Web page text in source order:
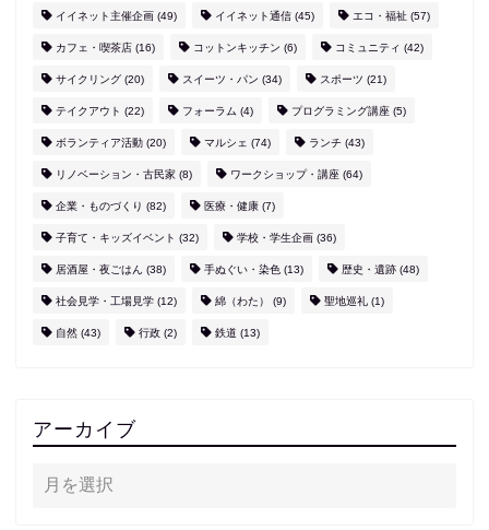
イイネット主催企画 (49) イイネット通信 (45) エコ・福祉 (57)
カフェ・喫茶店 (16) コットンキッチン (6) コミュニティ (42)
サイクリング (20) スイーツ・パン (34) スポーツ (21)
テイクアウト (22) フォーラム (4) プログラミング講座 (5)
ボランティア活動 (20) マルシェ (74) ランチ (43)
リノベーション・古民家 (8) ワークショップ・講座 (64)
企業・ものづくり (82) 医療・健康 (7)
子育て・キッズイベント (32) 学校・学生企画 (36)
居酒屋・夜ごはん (38) 手ぬぐい・染色 (13) 歴史・遺跡 (48)
社会見学・工場見学 (12) 綿（わた） (9) 聖地巡礼 (1)
自然 (43) 行政 (2) 鉄道 (13)
アーカイブ